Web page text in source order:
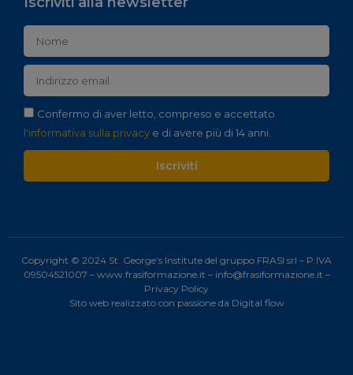
Confermo di aver letto, compreso e accettato
l'informativa sulla privacy e di avere più di 14 anni.
Iscriviti
Copyright © 2024 St. George’s Institute del gruppo FRASI srl – P.IVA
09504521007 – www.frasiformazione.it – info@frasiformazione.it –
Privacy Policy
Sito web realizzato con passione da Digital flow